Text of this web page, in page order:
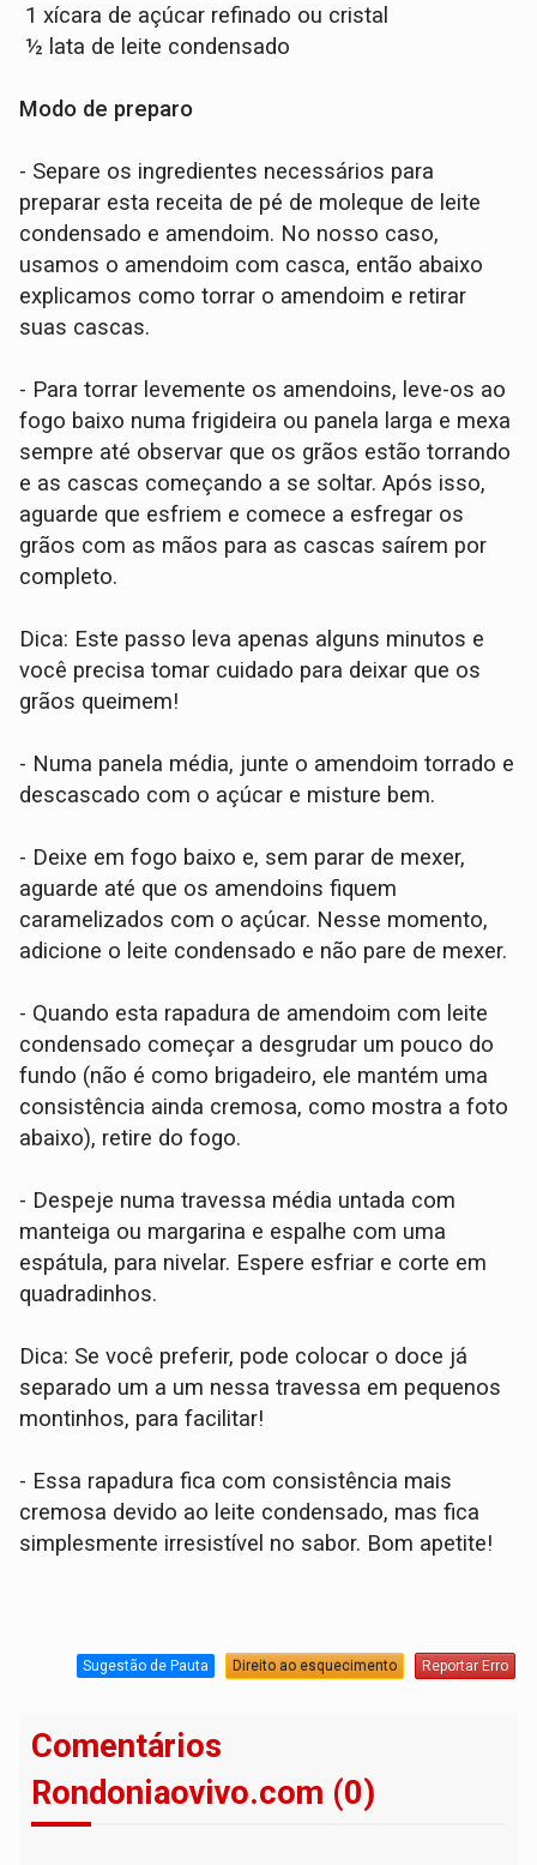
1 xícara de açúcar refinado ou cristal
½ lata de leite condensado
Modo de preparo
- Separe os ingredientes necessários para
preparar esta receita de pé de moleque de leite
condensado e amendoim. No nosso caso,
usamos o amendoim com casca, então abaixo
explicamos como torrar o amendoim e retirar
suas cascas.
- Para torrar levemente os amendoins, leve-os ao
fogo baixo numa frigideira ou panela larga e mexa
sempre até observar que os grãos estão torrando
e as cascas começando a se soltar. Após isso,
aguarde que esfriem e comece a esfregar os
grãos com as mãos para as cascas saírem por
completo.
Dica: Este passo leva apenas alguns minutos e
você precisa tomar cuidado para deixar que os
grãos queimem!
- Numa panela média, junte o amendoim torrado e
descascado com o açúcar e misture bem.
- Deixe em fogo baixo e, sem parar de mexer,
aguarde até que os amendoins fiquem
caramelizados com o açúcar. Nesse momento,
adicione o leite condensado e não pare de mexer.
- Quando esta rapadura de amendoim com leite
condensado começar a desgrudar um pouco do
fundo (não é como brigadeiro, ele mantém uma
consistência ainda cremosa, como mostra a foto
abaixo), retire do fogo.
- Despeje numa travessa média untada com
manteiga ou margarina e espalhe com uma
espátula, para nivelar. Espere esfriar e corte em
quadradinhos.
Dica: Se você preferir, pode colocar o doce já
separado um a um nessa travessa em pequenos
montinhos, para facilitar!
- Essa rapadura fica com consistência mais
cremosa devido ao leite condensado, mas fica
simplesmente irresistível no sabor. Bom apetite!
Sugestão de Pauta Direito ao esquecimento Reportar Erro
Comentários
Rondoniaovivo.com (0)